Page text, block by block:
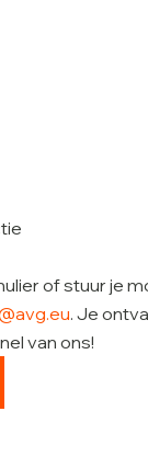
of stuur je
. Je
van ons!